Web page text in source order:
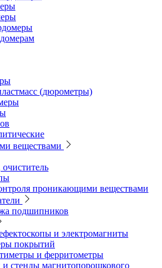
пленки
рентгеновских аппаратов
рентгеновских аппаратов
твердости)
(дюрометры)